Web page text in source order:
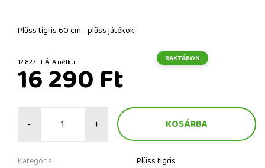
Plüss tigris 60 cm - plüss játékok
12 827 Ft ÁFA nélkül RAKTÁRON
16 290 Ft
- +
Kategória: Plüss tigris